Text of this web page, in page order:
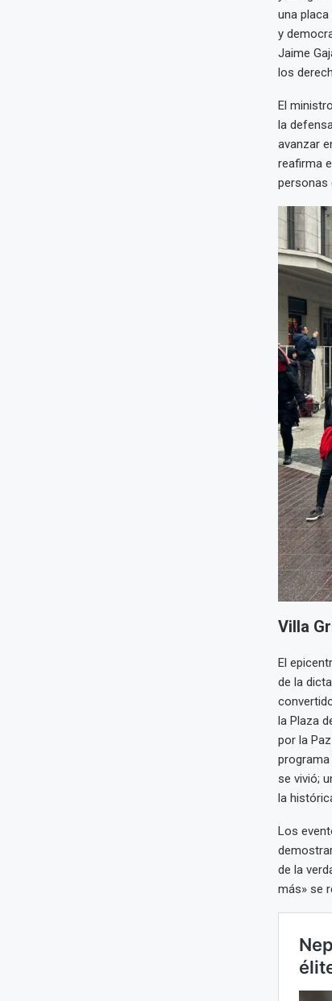
una
y
Jaime
los
El
la
avanzar
reafirma
personas
Villa
El
de la
la Plaza
por la
se vivió;
la
Los
de la
más» se